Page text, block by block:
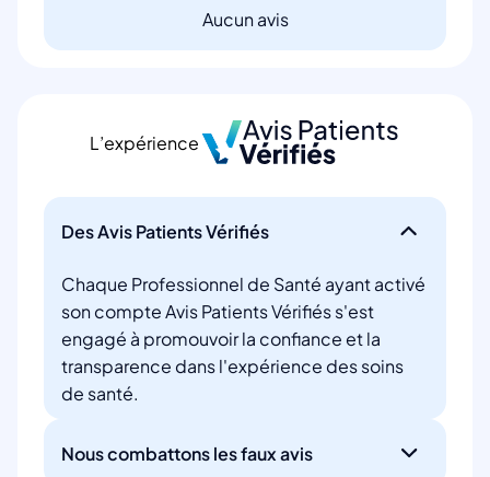
Aucun avis
L’expérience
Des Avis Patients Vérifiés
Chaque Professionnel de Santé ayant activé
son compte Avis Patients Vérifiés s'est
engagé à promouvoir la confiance et la
transparence dans l'expérience des soins
de santé.
Nous combattons les faux avis